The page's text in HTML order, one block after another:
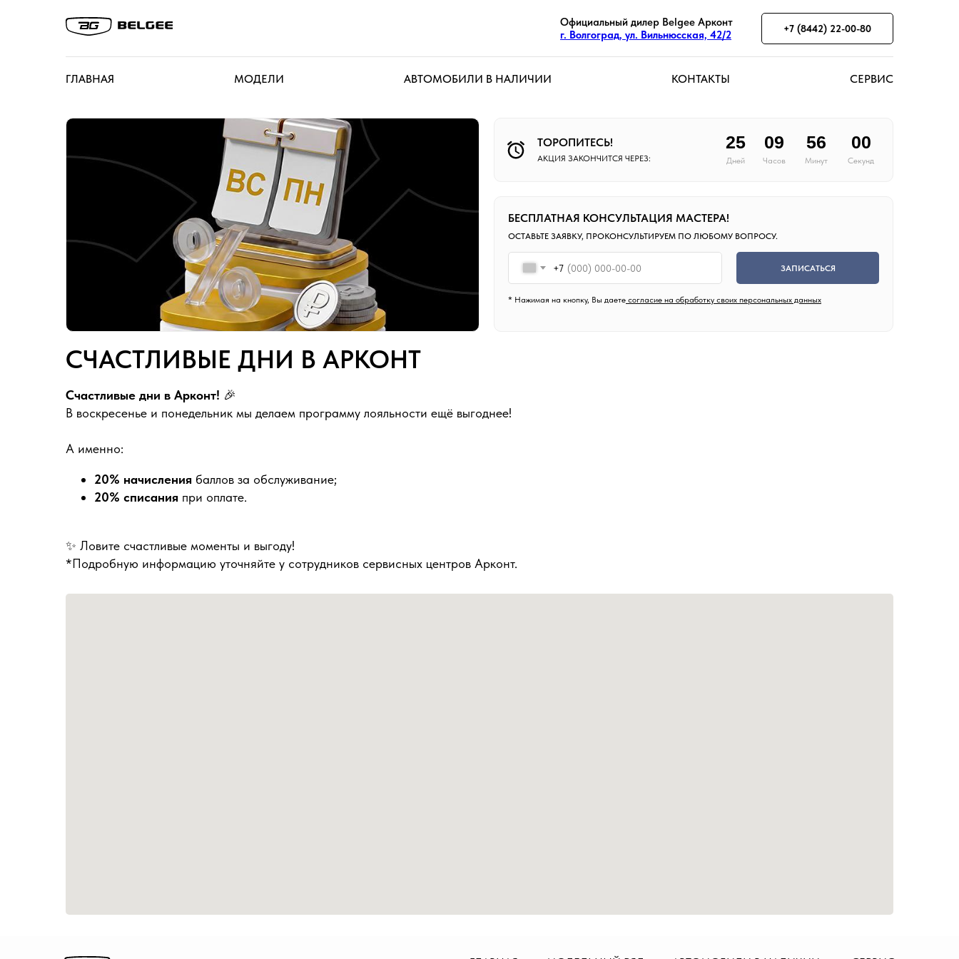
Официальный дилер Belgee Арконт
г. Волгоград, ул. Вильнюсская, 42/2
+7 (8442) 22-00-80
ГЛАВНАЯ МОДЕЛИ АВТОМОБИЛИ В НАЛИЧИИ КОНТАКТЫ СЕРВИС
ТОРОПИТЕСЬ!
АКЦИЯ ЗАКОНЧИТСЯ ЧЕРЕЗ:
* Нажимая на кнопку, Вы даете согласие на обработку своих персональных данных
БЕСПЛАТНАЯ КОНСУЛЬТАЦИЯ МАСТЕРА!
ОСТАВЬТЕ ЗАЯВКУ, ПРОКОНСУЛЬТИРУЕМ ПО ЛЮБОМУ ВОПРОСУ.
+7 ЗАПИСАТЬСЯ
Дней
25
Часов
09
Минут
56
Секунд
00
СЧАСТЛИВЫЕ ДНИ В АРКОНТ
Счастливые дни в Арконт! 🎉
В воскресенье и понедельник мы делаем программу лояльности ещё выгоднее!
А именно:
20% начисления баллов за обслуживание;
20% списания при оплате.
✨ Ловите счастливые моменты и выгоду!
*Подробную информацию уточняйте у сотрудников сервисных центров Арконт.